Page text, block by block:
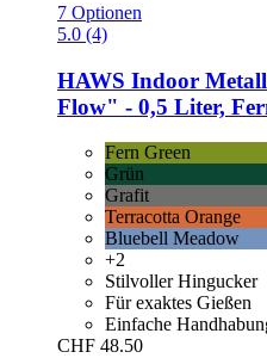
7 Optionen
5.0 (4)
HAWS Indoor
Flow" -​ 0,5 Liter,
Fern Green
Grün
Grafit
Terracotta Orange
Bluebell Meadow
+2
Stilvoller Hingucker
Für exaktes Gießen
Einfache
CHF 48.50